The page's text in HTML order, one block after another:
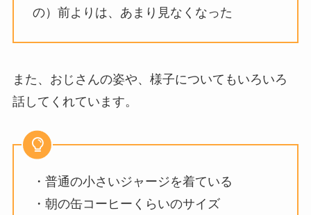
の）前よりは、あまり見なくなった
また、おじさんの姿や、様子についてもいろいろ
話してくれています。
・普通の小さいジャージを着ている
・朝の缶コーヒーくらいのサイズ